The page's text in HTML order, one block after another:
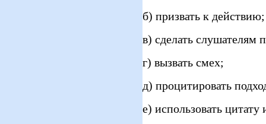
б) призвать к действию;
в) сделать слушателям
г) вызвать смех;
д) процитировать
е) использовать